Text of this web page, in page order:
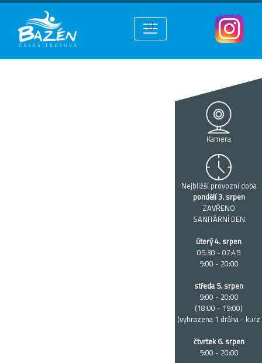
Kamera
Nejbližší provozní doba
pondělí 3. srpen
ZAVŘENO
SANITÁRNÍ DEN
úterý 4. srpen
05:30 - 07:45
9:00 - 20:00
středa 5. srpen
9:00 - 20:00
(18:00 - 19:00)
(vyhrazena 1 dráha - kurz
čtvrtek 6. srpen
9:00 - 20:00